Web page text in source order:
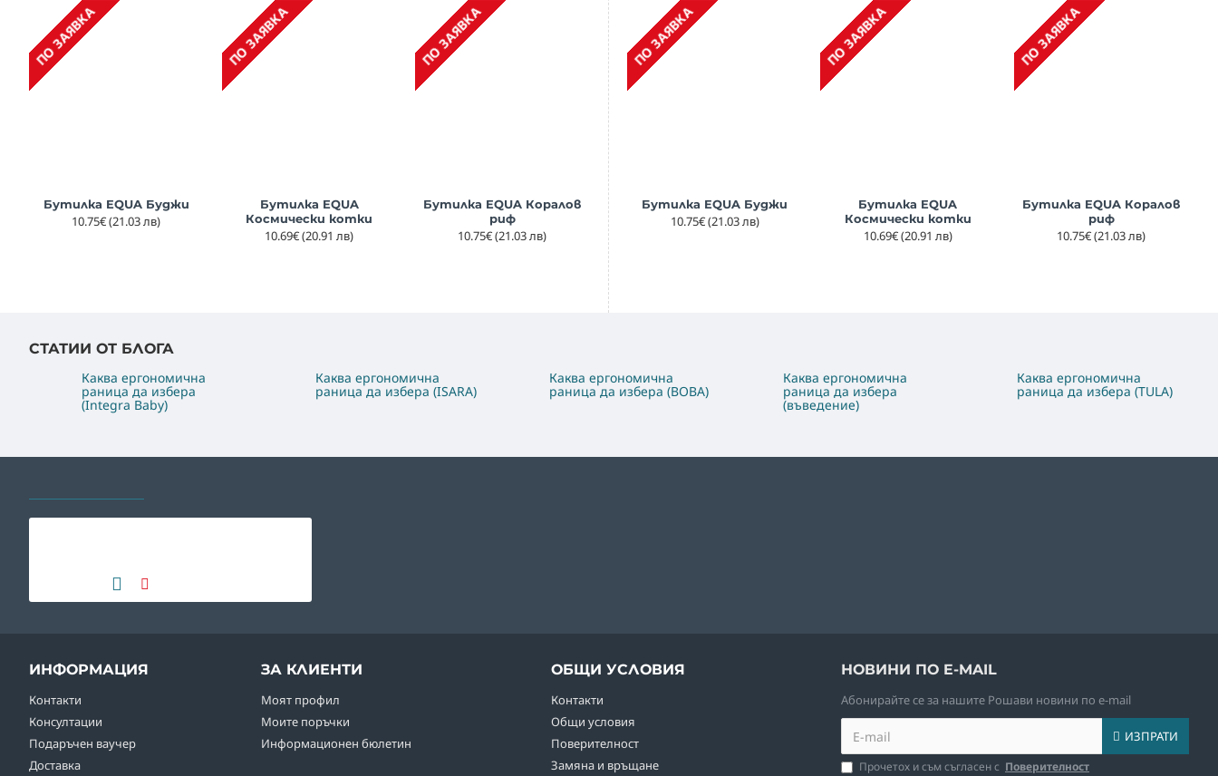
ПО ЗАЯВКА
Бутилка EQUA Буджи
10.75€(21.03 лв)
ПО ЗАЯВКА
Бутилка EQUA
Космически котки
10.69€(20.91 лв)
ПО ЗАЯВКА
Бутилка EQUA Коралов
риф
10.75€(21.03 лв)
Слънчеви очила Ki ET LA
Ourson Light Pink
ПО ЗАЯВКА
Слънчеви очила Ki ET LA
Diabola - Light Blue
28.90€(56.52 лв)
ПО ЗАЯВКА
A little lovely company:
Бутилка със сламка
Еднорог, 450 мл
ПО ЗАЯВКА
Бутилка EQUA Буджи
10.75€(21.03 лв)
ПО ЗАЯВКА
Бутилка EQUA
Космически котки
10.69€(20.91 лв)
ПО ЗАЯВКА
Бутилка EQUA Коралов
риф
10.75€(21.03 лв)
СТАТИИ ОТ БЛОГА
Каква ергономична
раница да избера
(Integra Baby)
Каква ергономична
раница да избера (ISARA)
Каква ергономична
раница да избера (BOBA)
Каква ергономична
раница да избера
(въведение)
Каква ергономична
раница да избера (TULA)
ИНФОРМАЦИЯ
Контакти
Консултации
Подаръчен ваучер
Доставка
ЗА КЛИЕНТИ
Моят профил
Моите поръчки
Информационен бюлетин
ОБЩИ УСЛОВИЯ
Контакти
Общи условия
Поверителност
Замяна и връщане
НОВИНИ ПО E-MAIL
Абoнирайте се за нашите Рошави новини по e-mail
ИЗПРАТИ
Прочетох и съм съгласен с Поверителност